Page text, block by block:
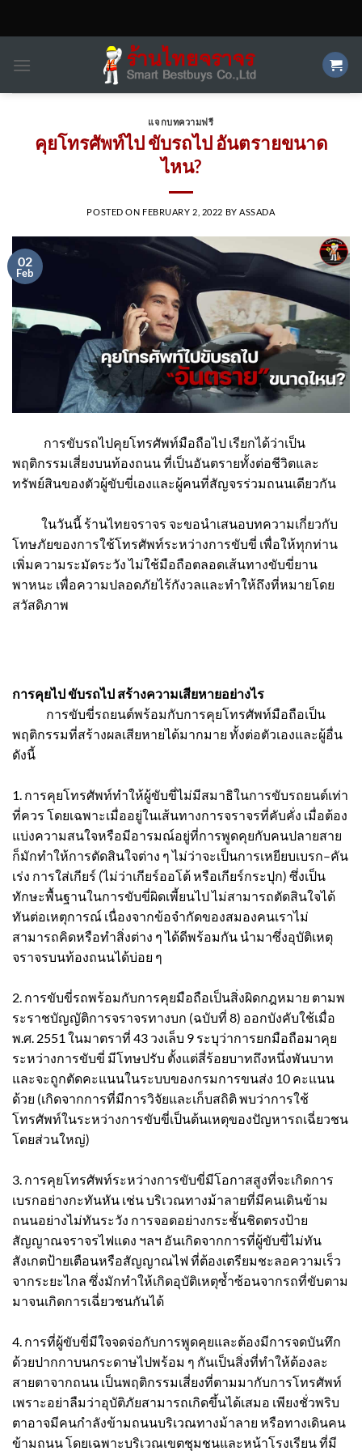
แจกบทความฟรี
คุยโทรศัพท์ไป ขับรถไป อันตรายขนาด
ไหน?
POSTED ON FEBRUARY 2, 2022 BY ASSADA
02
Feb
การขับรถไปคุยโทรศัพท์มือถือไป เรียกได้ว่าเป็น
พฤติกรรมเสี่ยงบนท้องถนน ที่เป็นอันตรายทั้งต่อชีวิตและ
ทรัพย์สินของตัวผู้ขับขี่เองและผู้คนที่สัญจรร่วมถนนเดียวกัน
ในวันนี้ ร้านไทยจราจร จะขอนำเสนอบทความเกี่ยวกับ
โทษภัยของการใช้โทรศัพท์ระหว่างการขับขี่ เพื่อให้ทุกท่าน
เพิ่มความระมัดระวัง ไม่ใช้มือถือตลอดเส้นทางขับขี่ยาน
พาหนะ เพื่อความปลอดภัยไร้กังวลและทำให้ถึงที่หมายโดย
สวัสดิภาพ
การคุยไป ขับรถไป สร้างความเสียหายอย่างไร
การขับขี่รถยนต์พร้อมกับการคุยโทรศัพท์มือถือเป็น
พฤติกรรมที่สร้างผลเสียหายได้มากมาย ทั้งต่อตัวเองและผู้อื่น
ดังนี้
1. การคุยโทรศัพท์ทำให้ผู้ขับขี่ไม่มีสมาธิในการขับรถยนต์เท่า
ที่ควร โดยเฉพาะเมื่ออยู่ในเส้นทางการจราจรที่คับคั่ง เมื่อต้อง
แบ่งความสนใจหรือมีอารมณ์อยู่ที่การพูดคุยกับคนปลายสาย
ก็มักทำให้การตัดสินใจต่าง ๆ ไม่ว่าจะเป็นการเหยียบเบรก–คัน
เร่ง การใส่เกียร์ (ไม่ว่าเกียร์ออโต้ หรือเกียร์กระปุก) ซึ่งเป็น
ทักษะพื้นฐานในการขับขี่ผิดเพี้ยนไป ไม่สามารถตัดสินใจได้
ทันต่อเหตุการณ์ เนื่องจากข้อจำกัดของสมองคนเราไม่
สามารถคิดหรือทำสิ่งต่าง ๆ ได้ดีพร้อมกัน นำมาซึ่งอุบัติเหตุ
จราจรบนท้องถนนได้บ่อย ๆ
2. การขับขี่รถพร้อมกับการคุยมือถือเป็นสิ่งผิดกฎหมาย ตามพ
ระราชบัญญัติการจราจรทางบก (ฉบับที่ 8) ออกบังคับใช้เมื่อ
พ.ศ. 2551 ในมาตราที่ 43 วงเล็บ 9 ระบุว่าการยกมือถือมาคุย
ระหว่างการขับขี่ มีโทษปรับ ตั้งแต่สี่ร้อยบาทถึงหนึ่งพันบาท
และจะถูกตัดคะแนนในระบบของกรมการขนส่ง 10 คะแนน
ด้วย (เกิดจากการที่มีการวิจัยและเก็บสถิติ พบว่าการใช้
โทรศัพท์ในระหว่างการขับขี่เป็นต้นเหตุของปัญหารถเฉี่ยวชน
โดยส่วนใหญ่)
3. การคุยโทรศัพท์ระหว่างการขับขี่มีโอกาสสูงที่จะเกิดการ
เบรกอย่างกะทันหัน เช่น บริเวณทางม้าลายที่มีคนเดินข้าม
ถนนอย่างไม่ทันระวัง การจอดอย่างกระชั้นชิดตรงป้าย
สัญญาณจราจรไฟแดง ฯลฯ อันเกิดจากการที่ผู้ขับขี่ไม่ทัน
สังเกตป้ายเตือนหรือสัญญาณไฟ ที่ต้องเตรียมชะลอความเร็ว
จากระยะไกล ซึ่งมักทำให้เกิดอุบัติเหตุซ้ำซ้อนจากรถที่ขับตาม
มาจนเกิดการเฉี่ยวชนกันได้
4. การที่ผู้ขับขี่มีใจจดจ่อกับการพูดคุยและต้องมีการจดบันทึก
ด้วยปากกาบนกระดาษไปพร้อม ๆ กันเป็นสิ่งที่ทำให้ต้องละ
สายตาจากถนน เป็นพฤติกรรมเสี่ยงที่ตามมากับการโทรศัพท์
เพราะอย่าลืมว่าอุบัติภัยสามารถเกิดขึ้นได้เสมอ เพียงชั่วพริบ
ตาอาจมีคนกำลังข้ามถนนบริเวณทางม้าลาย หรือทางเดินคน
ข้ามถนน โดยเฉพาะบริเวณเขตชุมชนและหน้าโรงเรียน ที่มี